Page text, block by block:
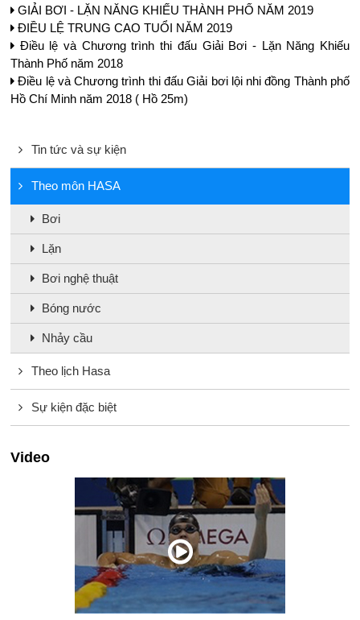
GIẢI BƠI - LẶN NĂNG KHIẾU THÀNH PHỐ NĂM 2019
ĐIỀU LỆ TRUNG CAO TUỔI NĂM 2019
Điều lệ và Chương trình thi đấu Giải Bơi - Lặn Năng Khiếu
Thành Phố năm 2018
Điều lệ và Chương trình thi đấu Giải bơi lội nhi đồng Thành phố
Hồ Chí Minh năm 2018 ( Hồ 25m)
Tin tức và sự kiện
Theo môn HASA
Bơi
Lặn
Bơi nghệ thuật
Bóng nước
Nhảy cầu
Theo lịch Hasa
Sự kiện đặc biệt
Video